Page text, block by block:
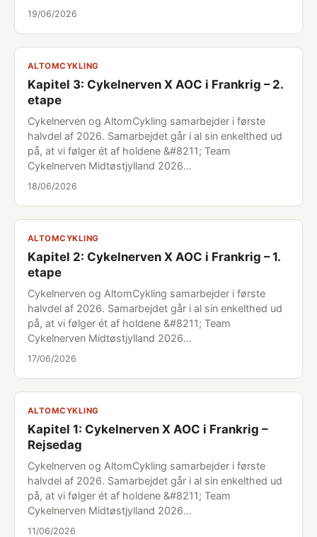
19/06/2026
ALTOMCYKLING
Kapitel 3: Cykelnerven X AOC i Frankrig – 2.
etape
Cykelnerven og AltomCykling samarbejder i første
halvdel af 2026. Samarbejdet går i al sin enkelthed ud
på, at vi følger ét af holdene &#8211; Team
Cykelnerven Midtøstjylland 2026…
18/06/2026
ALTOMCYKLING
Kapitel 2: Cykelnerven X AOC i Frankrig – 1.
etape
Cykelnerven og AltomCykling samarbejder i første
halvdel af 2026. Samarbejdet går i al sin enkelthed ud
på, at vi følger ét af holdene &#8211; Team
Cykelnerven Midtøstjylland 2026…
17/06/2026
ALTOMCYKLING
Kapitel 1: Cykelnerven X AOC i Frankrig –
Rejsedag
Cykelnerven og AltomCykling samarbejder i første
halvdel af 2026. Samarbejdet går i al sin enkelthed ud
på, at vi følger ét af holdene &#8211; Team
Cykelnerven Midtøstjylland 2026…
11/06/2026